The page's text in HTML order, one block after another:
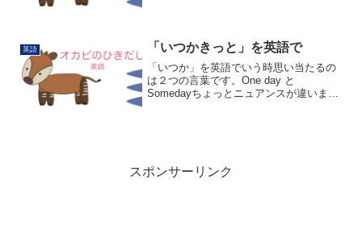
英語 「いつかきっと」を英語で
「いつか」を英語でいう時思い当たるの
は２つの言葉です。One day と
Somedayちょっとニュアンスが違いま
スポンサーリンク